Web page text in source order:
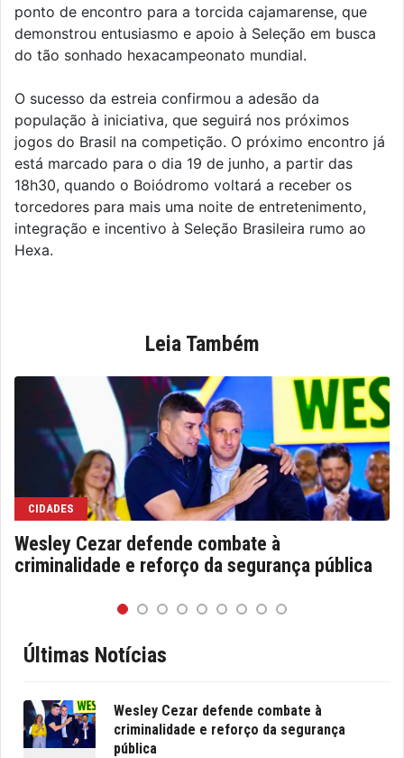
ponto de encontro para a torcida cajamarense, que
demonstrou entusiasmo e apoio à Seleção em busca
do tão sonhado hexacampeonato mundial.
O sucesso da estreia confirmou a adesão da
população à iniciativa, que seguirá nos próximos
jogos do Brasil na competição. O próximo encontro já
está marcado para o dia 19 de junho, a partir das
18h30, quando o Boiódromo voltará a receber os
torcedores para mais uma noite de entretenimento,
integração e incentivo à Seleção Brasileira rumo ao
Hexa.
Leia Também
CIDADES
Wesley Cezar defende combate à
criminalidade e reforço da segurança pública
Últimas Notícias
Wesley Cezar defende combate à
criminalidade e reforço da segurança
pública